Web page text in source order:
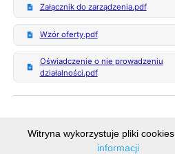
Załącznik do zarządzenia.pdf
Wzór oferty.pdf
Oświadczenie o nie prowadzeniu
działalności.pdf
Witryna wykorzystuje pliki cookies.
informacji